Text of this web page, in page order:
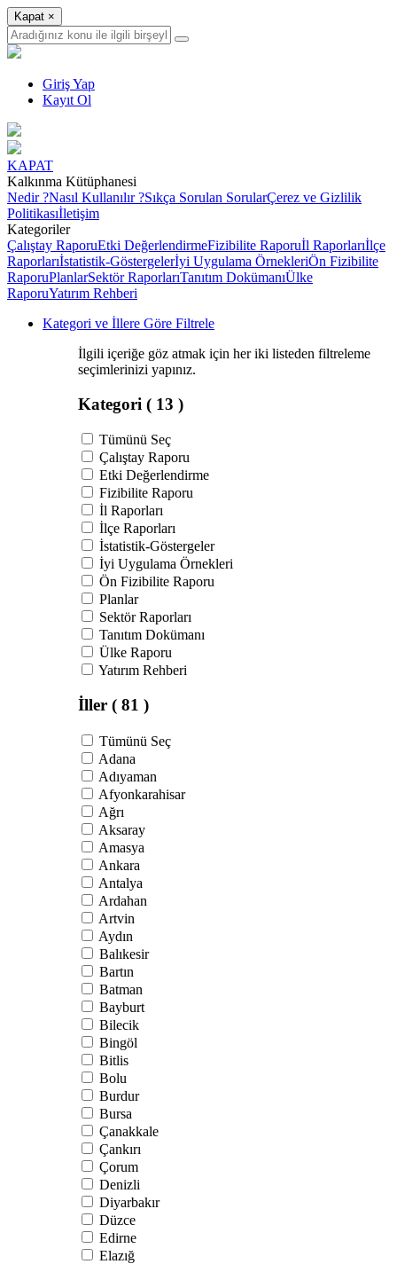
Kapat ×
Giriş Yap
Kayıt Ol
KAPAT
Kalkınma Kütüphanesi
Nedir ?Nasıl Kullanılır ?Sıkça Sorulan SorularÇerez ve Gizlilik
Politikasıİletişim
Kategoriler
Çalıştay RaporuEtki DeğerlendirmeFizibilite Raporuİl Raporlarıİlçe
Raporlarıİstatistik-Göstergelerİyi Uygulama ÖrnekleriÖn Fizibilite
RaporuPlanlarSektör RaporlarıTanıtım DokümanıÜlke
RaporuYatırım Rehberi
Kategori ve İllere Göre Filtrele
İlgili içeriğe göz atmak için her iki listeden filtreleme
seçimlerinizi yapınız.
Kategori ( 13 )
Tümünü Seç
Çalıştay Raporu
Etki Değerlendirme
Fizibilite Raporu
İl Raporları
İlçe Raporları
İstatistik-Göstergeler
İyi Uygulama Örnekleri
Ön Fizibilite Raporu
Planlar
Sektör Raporları
Tanıtım Dokümanı
Ülke Raporu
Yatırım Rehberi
İller ( 81 )
Tümünü Seç
Adana
Adıyaman
Afyonkarahisar
Ağrı
Aksaray
Amasya
Ankara
Antalya
Ardahan
Artvin
Aydın
Balıkesir
Bartın
Batman
Bayburt
Bilecik
Bingöl
Bitlis
Bolu
Burdur
Bursa
Çanakkale
Çankırı
Çorum
Denizli
Diyarbakır
Düzce
Edirne
Elazığ